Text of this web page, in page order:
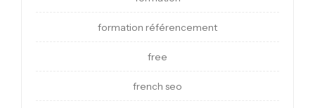
formation référencement
free
french seo